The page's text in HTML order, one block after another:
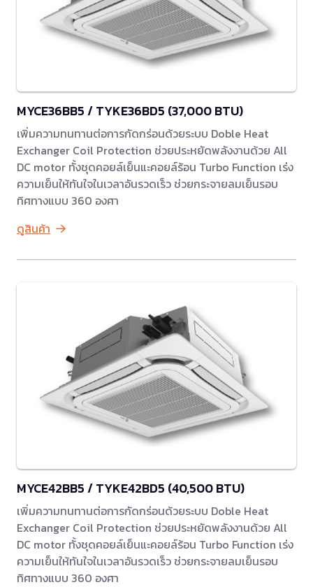
MYCE36BB5 / TYKE36BD5 (37,000 BTU)
เพิ่มความทนทานต่อการกัดกร่อนด้วยระบบ Doble Heat
Exchanger Coil Protection ช่วยประหยัดพลังงานด้วย All
DC motor ทั้งชุดคอยล์เย็นแะคอยล์ร้อน Turbo Function เร่ง
ความเย็นให้ทันใจในเวลาอันรวดเร็ว ช่วยกระจายลมเย็นรอบ
ทิศทางแบบ 360 องศา
ดูสินค้า
MYCE42BB5 / TYKE42BD5 (40,500 BTU)
เพิ่มความทนทานต่อการกัดกร่อนด้วยระบบ Doble Heat
Exchanger Coil Protection ช่วยประหยัดพลังงานด้วย All
DC motor ทั้งชุดคอยล์เย็นแะคอยล์ร้อน Turbo Function เร่ง
ความเย็นให้ทันใจในเวลาอันรวดเร็ว ช่วยกระจายลมเย็นรอบ
ทิศทางแบบ 360 องศา